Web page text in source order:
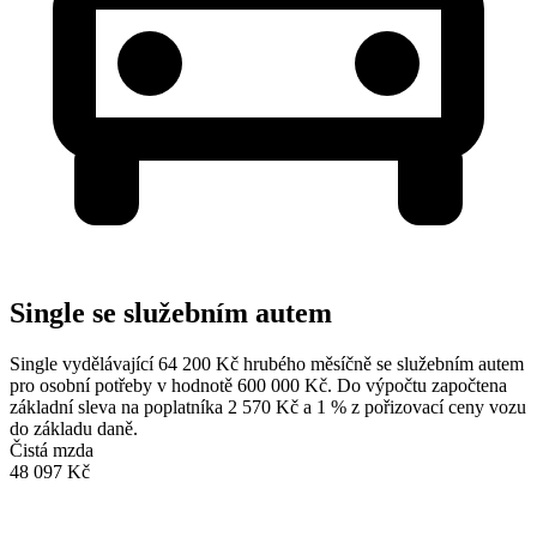
Single se služebním autem
Single vydělávající 64 200 Kč hrubého měsíčně se služebním autem
pro osobní potřeby v hodnotě 600 000 Kč. Do výpočtu započtena
základní sleva na poplatníka 2 570 Kč a 1 % z pořizovací ceny vozu
do základu daně.
Čistá mzda
48 097 Kč